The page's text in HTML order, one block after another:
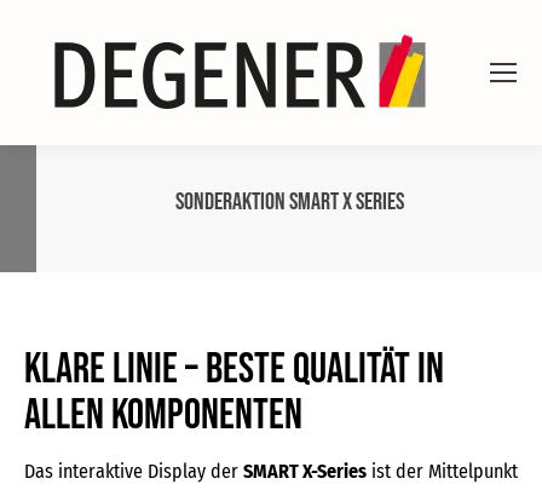
Sonderaktion SMART X Series
Klare Linie – beste Qualität in
allen Komponenten
Das interaktive Display der SMART X-Series ist der Mittelpunkt